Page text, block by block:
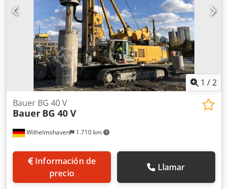
1 /2
Wilhelmshaven 1.710 km
Bauer BG 40 V
Bauer BG 40 V
Información de
precio
Llamar